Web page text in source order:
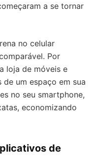
a se tornar
no celular
Por
loja de móveis e
um espaço em sua
no seu smartphone,
economizando
de